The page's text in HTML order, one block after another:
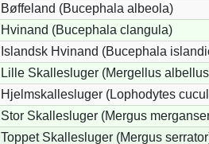
Bøffeland (Bucephala albeola)
Hvinand (Bucephala clangula)
Islandsk Hvinand (Bucephala
Lille Skallesluger (Mergellus
Hjelmskallesluger (Lophodytes
Stor Skallesluger (Mergus
Toppet Skallesluger (Mergus